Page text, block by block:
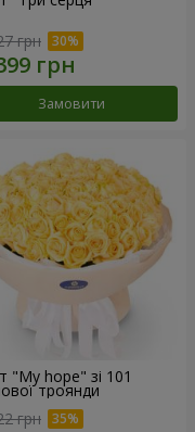
грн
Замовити
"My hope" зі 101
троянди
грн